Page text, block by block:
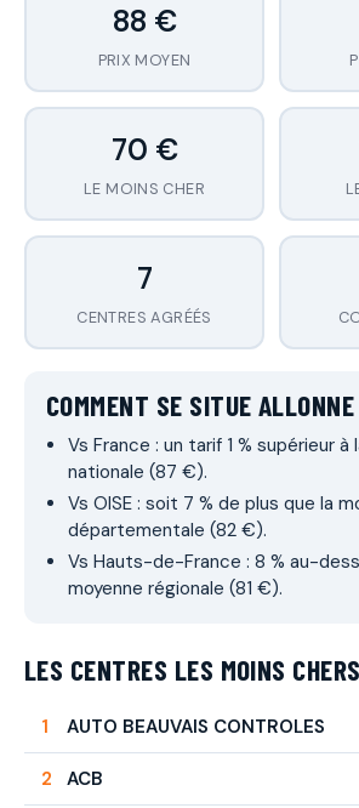
88 €
PRIX MOYEN
70 €
LE MOINS CHER
7
CENTRES AGRÉÉS
COMMENT SE SITUE
Vs France : un tarif 1 % supérieur à
nationale (87 €).
Vs OISE : soit 7 % de plus que la
départementale (82 €).
Vs Hauts-de-France : 8 % au-
moyenne régionale (81 €).
LES CENTRES LES MOINS
AUTO BEAUVAIS CONTROLES
ACB